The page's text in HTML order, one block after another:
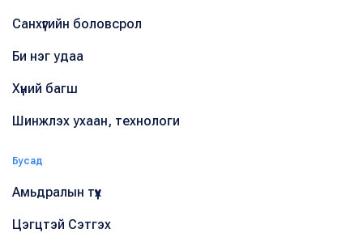
Санхүүгийн боловсрол
Би нэг удаа
Хүний багш
Шинжлэх ухаан, технологи
Бусад
Амьдралын түүх
Цэгцтэй Сэтгэх